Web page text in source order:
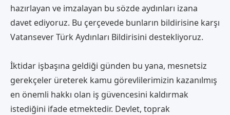
hazırlayan ve imzalayan bu sözde aydınları izana
davet ediyoruz. Bu çerçevede bunların bildirisine karşı
Vatansever Türk Aydınları Bildirisini destekliyoruz.
İktidar işbaşına geldiği günden bu yana, mesnetsiz
gerekçeler üreterek kamu görevlilerimizin kazanılmış
en önemli hakkı olan iş güvencesini kaldırmak
istediğini ifade etmektedir. Devlet, toprak